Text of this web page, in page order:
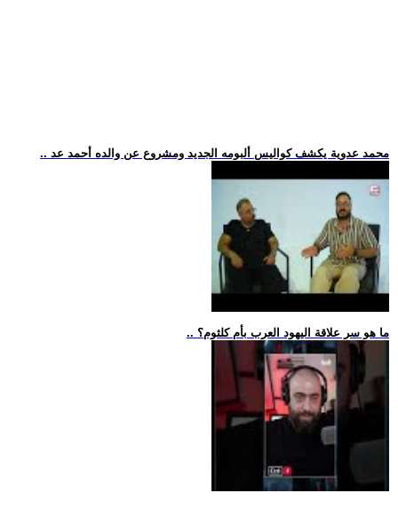
.. محمد عدوية يكشف كواليس ألبومه الجديد ومشروع عن والده أحمد عد
.. ما هو سر علاقة اليهود العرب بأم كلثوم؟